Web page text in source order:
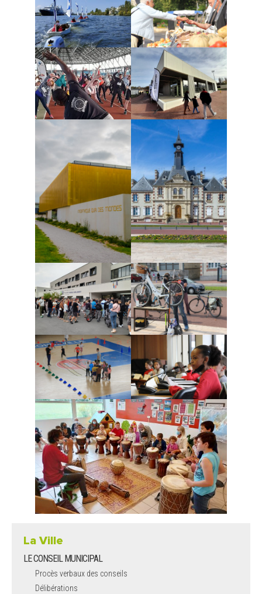
La Ville
LE CONSEIL MUNICIPAL
Procès verbaux des conseils
Délibérations